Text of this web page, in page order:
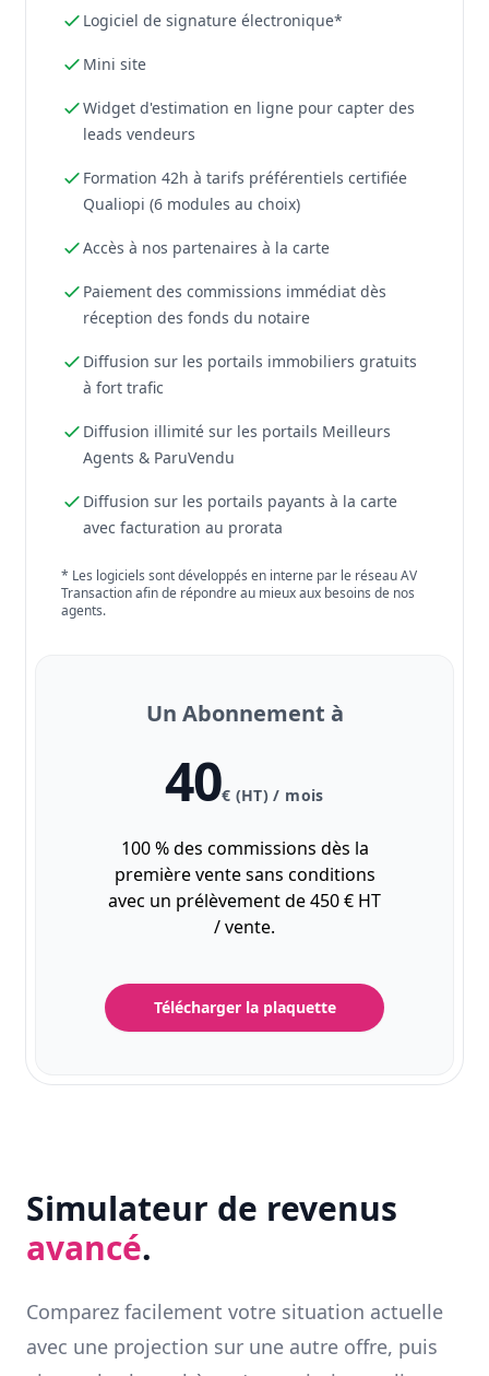
Logiciel de signature électronique*
Mini site
Widget d'estimation en ligne pour capter des
leads vendeurs
Formation 42h à tarifs préférentiels certifiée
Qualiopi (6 modules au choix)
Accès à nos partenaires à la carte
Paiement des commissions immédiat dès
réception des fonds du notaire
Diffusion sur les portails immobiliers gratuits
à fort trafic
Diffusion illimité sur les portails Meilleurs
Agents & ParuVendu
Diffusion sur les portails payants à la carte
avec facturation au prorata
* Les logiciels sont développés en interne par le réseau AV
Transaction afin de répondre au mieux aux besoins de nos
agents.
Un Abonnement à
40€ (HT) / mois
100 % des commissions dès la
première vente sans conditions
avec un prélèvement de 450 € HT
/ vente.
Télécharger la plaquette
Simulateur de revenus
avancé.
Comparez facilement votre situation actuelle
avec une projection sur une autre offre, puis